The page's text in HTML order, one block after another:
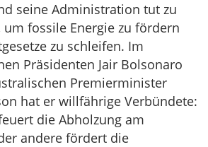
seine Administration tut zu
um fossile Energie zu fördern
zu schleifen. Im
Präsidenten Jair Bolsonaro
Premierminister
hat er willfährige Verbündete:
die Abholzung am
andere fördert die